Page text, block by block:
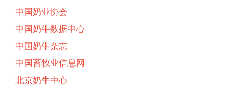
中国奶业协会
中国奶牛数据中心
中国奶牛杂志
中国畜牧业信息网
北京奶牛中心